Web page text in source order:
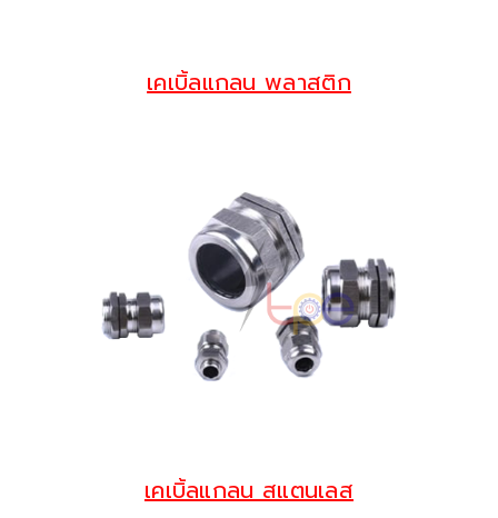
เคเบิ้ลแกลน พลาสติก
เคเบิ้ลแกลน สแตนเลส